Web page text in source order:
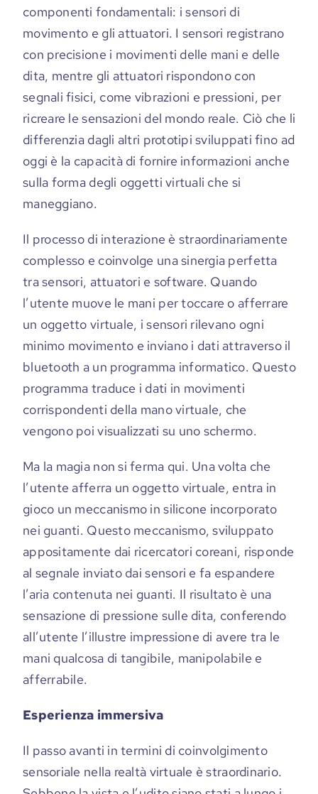
componenti fondamentali: i sensori di
movimento e gli attuatori. I sensori registrano
con precisione i movimenti delle mani e delle
dita, mentre gli attuatori rispondono con
segnali fisici, come vibrazioni e pressioni, per
ricreare le sensazioni del mondo reale. Ciò che li
differenzia dagli altri prototipi sviluppati fino ad
oggi è la capacità di fornire informazioni anche
sulla forma degli oggetti virtuali che si
maneggiano.
Il processo di interazione è straordinariamente
complesso e coinvolge una sinergia perfetta
tra sensori, attuatori e software. Quando
l’utente muove le mani per toccare o afferrare
un oggetto virtuale, i sensori rilevano ogni
minimo movimento e inviano i dati attraverso il
bluetooth a un programma informatico. Questo
programma traduce i dati in movimenti
corrispondenti della mano virtuale, che
vengono poi visualizzati su uno schermo.
Ma la magia non si ferma qui. Una volta che
l’utente afferra un oggetto virtuale, entra in
gioco un meccanismo in silicone incorporato
nei guanti. Questo meccanismo, sviluppato
appositamente dai ricercatori coreani, risponde
al segnale inviato dai sensori e fa espandere
l’aria contenuta nei guanti. Il risultato è una
sensazione di pressione sulle dita, conferendo
all’utente l’illustre impressione di avere tra le
mani qualcosa di tangibile, manipolabile e
afferrabile.
Esperienza immersiva
Il passo avanti in termini di coinvolgimento
sensoriale nella realtà virtuale è straordinario.